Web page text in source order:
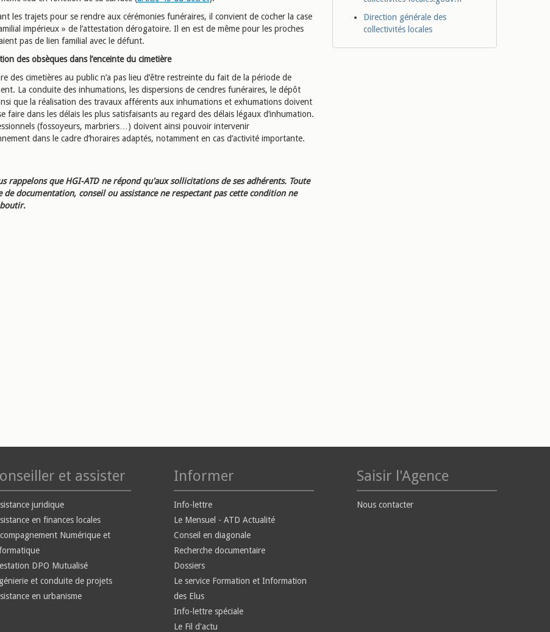
les trajets pour se rendre aux cérémonies funéraires, il convient de cocher la case
impérieux » de l’attestation dérogatoire. Il en est de même pour les proches
pas de lien familial avec le défunt.
des obsèques dans l’enceinte du cimetière
des cimetières au public n’a pas lieu d’être restreinte du fait de la période de
La conduite des inhumations, les dispersions de cendres funéraires, le dépôt
que la réalisation des travaux afférents aux inhumations et exhumations doivent
faire dans les délais les plus satisfaisants au regard des délais légaux d’inhumation.
(fossoyeurs, marbriers…) doivent ainsi pouvoir intervenir
dans le cadre d’horaires adaptés, notamment en cas d’activité importante.
rappelons que HGI-ATD ne répond qu'aux sollicitations de ses adhérents. Toute
de documentation, conseil ou assistance ne respectant pas cette condition ne
Direction générale des
collectivités locales
et assister
juridique
en finances locales
Numérique et
DPO Mutualisé
et conduite de projets
en urbanisme
Informer
Info-lettre
Le Mensuel - ATD Actualité
Conseil en diagonale
Recherche documentaire
Dossiers
Le service Formation et Information
des Elus
Info-lettre spéciale
Le Fil d'actu
Saisir l'Agence
Nous contacter